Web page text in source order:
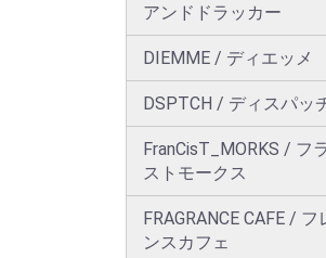
アンドドラッカー
DIEMME / ディエッメ
DSPTCH / ディスパッ
FranCisT_MORKS / フ
ストモークス
FRAGRANCE CAFE / フ
ンスカフェ